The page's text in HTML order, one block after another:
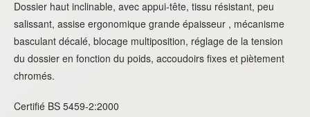
Dossier haut inclinable, avec appui-tête, tissu résistant, peu
salissant, assise ergonomique grande épaisseur , mécanisme
basculant décalé, blocage multiposition, réglage de la tension
du dossier en fonction du poids, accoudoirs fixes et piètement
chromés.
Certifié BS 5459-2:2000